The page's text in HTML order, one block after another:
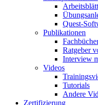
Quest-
Publikationen
Ratgeber
Interview
Videos
Tutorials
Andere
Zertifizierung